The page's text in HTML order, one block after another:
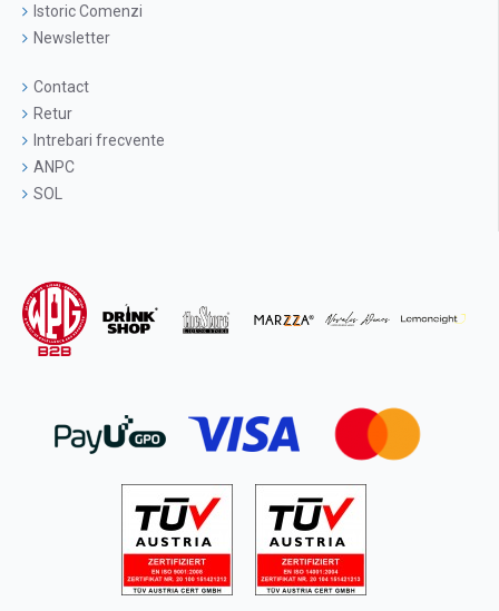
Istoric Comenzi
Newsletter
Contact
Retur
Intrebari frecvente
ANPC
SOL